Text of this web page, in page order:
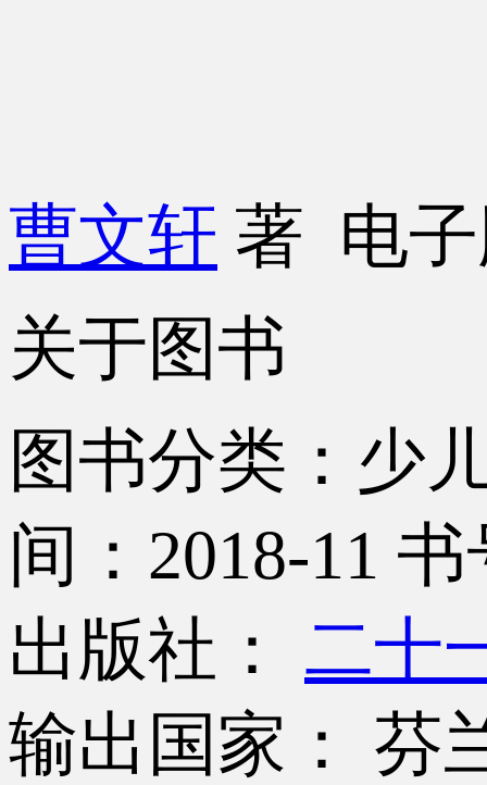
曹文轩 著 电
关于图书
图书分类：少
间：2018-11 书
出版社： 二十
输出国家： 芬